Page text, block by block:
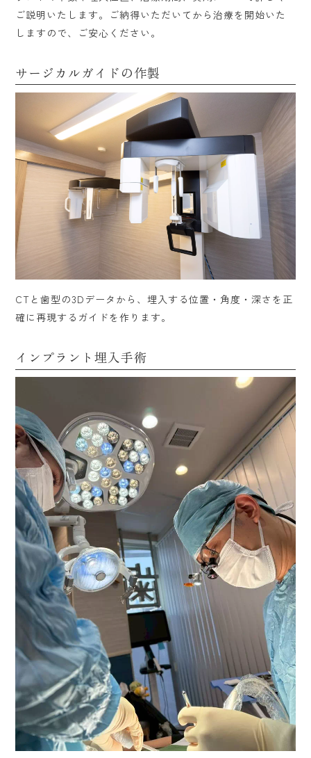
ご説明いたします。ご納得いただいてから治療を開始いた
しますので、ご安心ください。
サージカルガイドの作製
CTと歯型の3Dデータから、埋入する位置・角度・深さを正
確に再現するガイドを作ります。
インプラント埋入手術